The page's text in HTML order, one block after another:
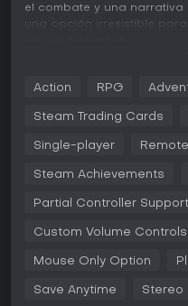
el combate y una
una opción irresistible
torno a recorrer una
sistema de combate
con un arsenal variado de
asignas puntos para
guerrero o vidente,
sincronizar puntos de
Action RPG
Steam Trading Cards
Single-player
Steam Achievements
Partial Controller Support
Custom Volume Controls
Mouse Only Option
Save Anytime Stereo